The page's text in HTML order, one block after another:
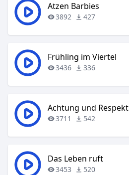
Atzen Barbies
3892 427
Frühling im Viertel
3436 336
Achtung und Respekt
3711 542
Das Leben ruft
3453 520